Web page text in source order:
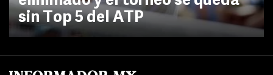
sin Top 5 del ATP